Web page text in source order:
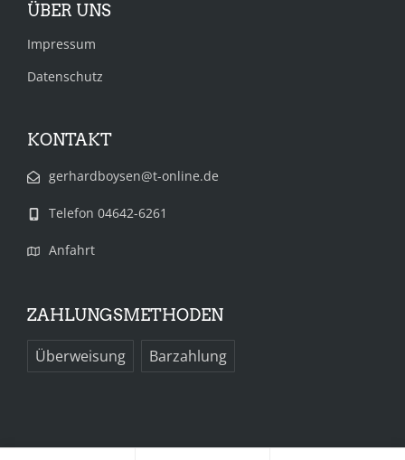
ÜBER UNS
Impressum
Datenschutz
KONTAKT
gerhardboysen@t-online.de
Telefon 04642-6261
Anfahrt
ZAHLUNGSMETHODEN
Überweisung Barzahlung